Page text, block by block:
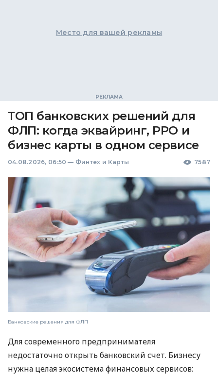
Место для вашей рекламы
ТОП банковских решений для
ФЛП: когда эквайринг, РРО и
бизнес карты в одном сервисе
04.08.2026, 06:50 — Финтех и Карты 7587
Банковские решения для ФЛП
Для современного предпринимателя
недостаточно открыть банковский счет. Бизнесу
нужна целая экосистема финансовых сервисов: